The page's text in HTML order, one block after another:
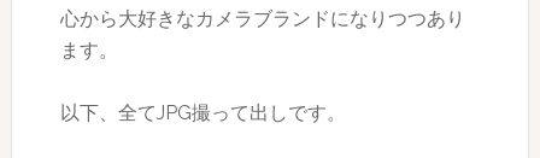
心から大好きなカメラブランドになりつつあり
ます。
以下、全てJPG撮って出しです。